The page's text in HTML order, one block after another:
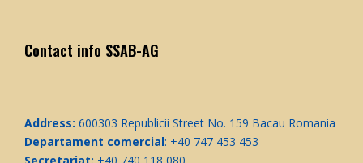
Contact info SSAB-AG
Address: 600303 Republicii Street No. 159 Bacau Romania
Departament comercial: +40 747 453 453
Secretariat: +40 740 118 080